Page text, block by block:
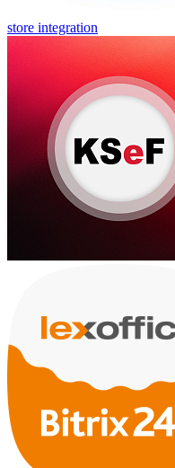
store integration